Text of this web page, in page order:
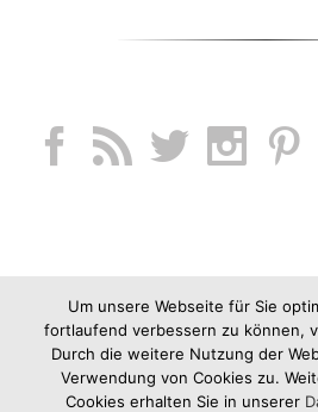
Um unsere Webseite für Sie
fortlaufend verbessern zu können,
Durch die weitere Nutzung der
Verwendung von Cookies zu.
Cookies erhalten Sie in unserer